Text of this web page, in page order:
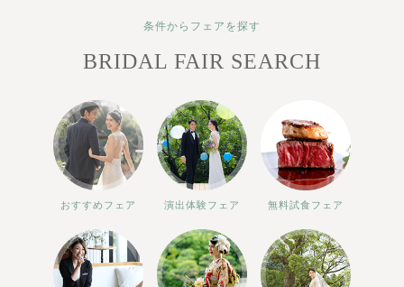
条件からフェアを探す
BRIDAL FAIR SEARCH
おすすめフェア 演出体験フェア 無料試食フェア